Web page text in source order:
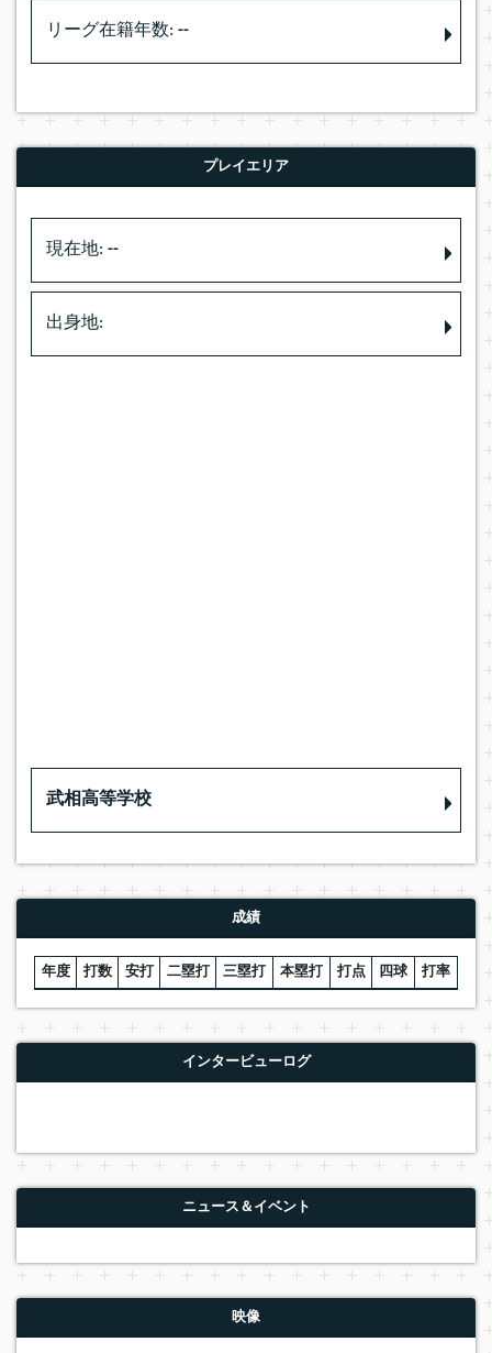
リーグ在籍年数: --
プレイエリア
現在地: --
出身地:
武相高等学校
成績
年度 打数 安打 二塁打 三塁打 本塁打 打点 四球 打率
インタービューログ
ニュース＆イベント
映像